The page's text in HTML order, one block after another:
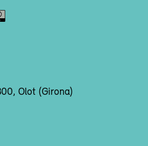
Olot (Girona)